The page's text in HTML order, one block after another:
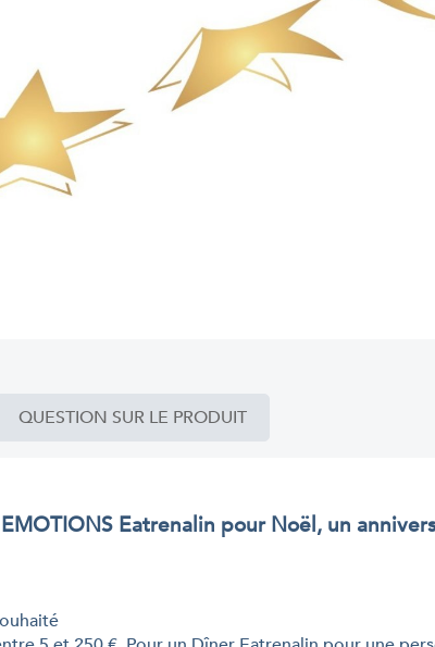
QUESTION SUR LE PRODUIT
Eatrenalin pour Noël, un